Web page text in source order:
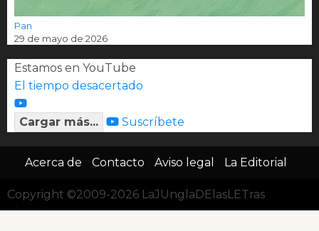
Pan
29 de mayo de 2026
Estamos en YouTube
El tiempo desacertado
Cargar más... Suscríbete
Acerca de Contacto Aviso legal La Editorial
Copyright ©2009-2026 LaJUnglaDElasLETras